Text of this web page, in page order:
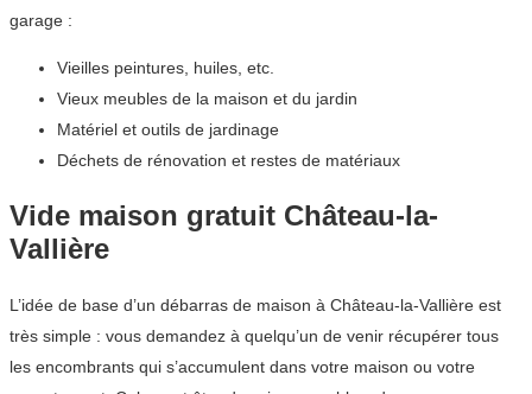
garage :
Vieilles peintures, huiles, etc.
Vieux meubles de la maison et du jardin
Matériel et outils de jardinage
Déchets de rénovation et restes de matériaux
Vide maison gratuit Château-la-
Vallière
L’idée de base d’un débarras de maison à Château-la-Vallière est
très simple : vous demandez à quelqu’un de venir récupérer tous
les encombrants qui s’accumulent dans votre maison ou votre